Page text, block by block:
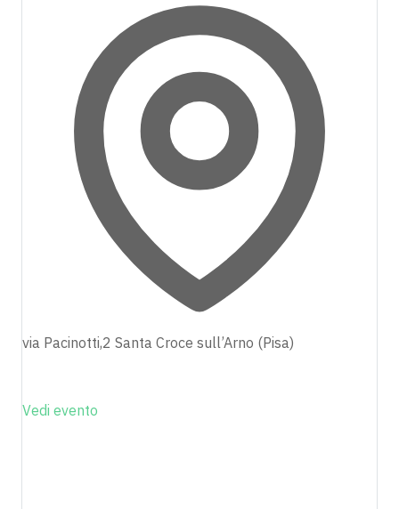
via Pacinotti,2 Santa Croce sull’Arno (Pisa)
Vedi evento